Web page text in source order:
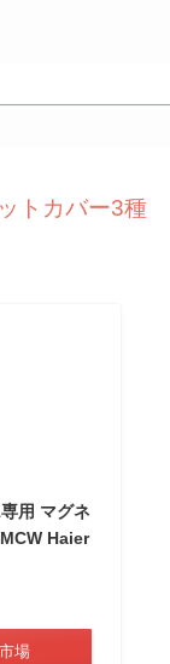
トカバー3種
用 マグネ
Haier
場